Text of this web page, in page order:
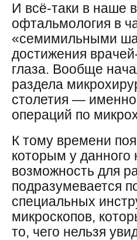
И всё-таки в наше
офтальмология в
«семимильными
достижения
глаза. Вообще
раздела
столетия —
операций по
К тому времени
которым у
возможность для
подразумевается
специальных
микроскопов,
то, чего нельзя